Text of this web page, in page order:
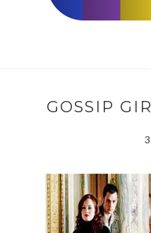
GOSSIP